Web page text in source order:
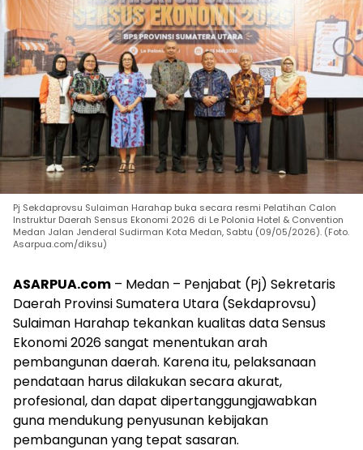
Pj Sekdaprovsu Sulaiman Harahap buka secara resmi Pelatihan Calon
Instruktur Daerah Sensus Ekonomi 2026 di Le Polonia Hotel & Convention
Medan Jalan Jenderal Sudirman Kota Medan, Sabtu (09/05/2026). (Foto.
Asarpua.com/diksu)
ASARPUA.com – Medan – Penjabat (Pj) Sekretaris
Daerah Provinsi Sumatera Utara (Sekdaprovsu)
Sulaiman Harahap tekankan kualitas data Sensus
Ekonomi 2026 sangat menentukan arah
pembangunan daerah. Karena itu, pelaksanaan
pendataan harus dilakukan secara akurat,
profesional, dan dapat dipertanggungjawabkan
guna mendukung penyusunan kebijakan
pembangunan yang tepat sasaran.